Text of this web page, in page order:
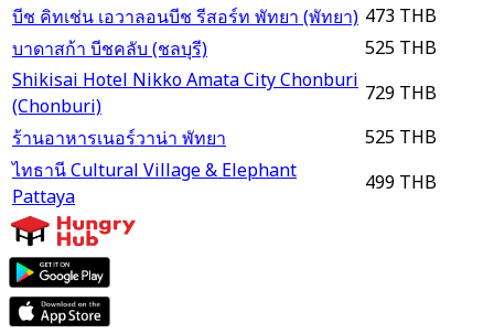
บีช​ คิทเช่น เอวาลอนบีช รีสอร์ท พัทยา (พัทยา) 473 THB
บาดาสก้า บีชคลับ (ชลบุรี)
525 THB
Shikisai Hotel Nikko Amata City Chonburi
(Chonburi)
729 THB
ร้านอาหารเนอร์วาน่า พัทยา
525 THB
ไทธานี Cultural Village & Elephant
Pattaya
499 THB